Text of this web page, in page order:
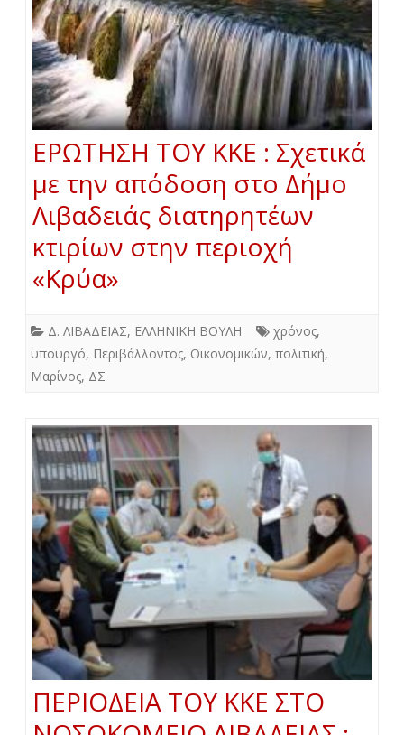
ΕΡΩΤΗΣΗ ΤΟΥ ΚΚΕ : Σχετικά
με την απόδοση στο Δήμο
Λιβαδειάς διατηρητέων
κτιρίων στην περιοχή
«Κρύα»
Δ. ΛΙΒΑΔΕΙΑΣ, ΕΛΛΗΝΙΚΗ ΒΟΥΛΗ χρόνος,
υπουργό, Περιβάλλοντος, Οικονομικών, πολιτική,
Μαρίνος, ΔΣ
ΠΕΡΙΟΔΕΙΑ ΤΟΥ ΚΚΕ ΣΤΟ